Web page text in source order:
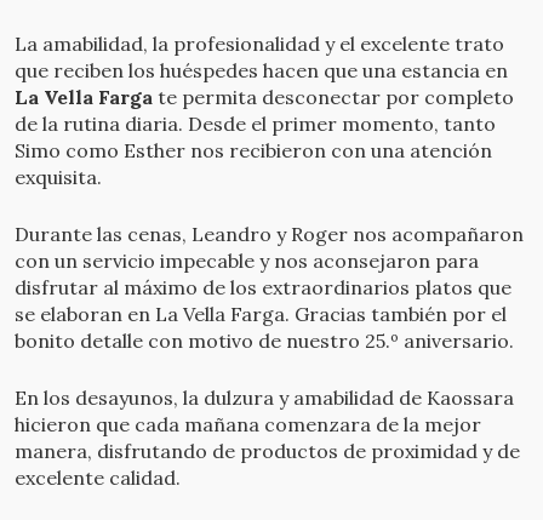
La amabilidad, la profesionalidad y el excelente trato
que reciben los huéspedes hacen que una estancia en
La Vella Farga te permita desconectar por completo
de la rutina diaria. Desde el primer momento, tanto
Simo como Esther nos recibieron con una atención
exquisita.
Durante las cenas, Leandro y Roger nos acompañaron
con un servicio impecable y nos aconsejaron para
disfrutar al máximo de los extraordinarios platos que
se elaboran en La Vella Farga. Gracias también por el
bonito detalle con motivo de nuestro 25.º aniversario.
En los desayunos, la dulzura y amabilidad de Kaossara
hicieron que cada mañana comenzara de la mejor
manera, disfrutando de productos de proximidad y de
excelente calidad.